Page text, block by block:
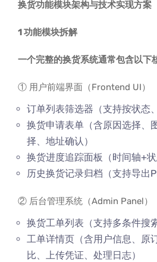
换货功能模块架构与技术实现方案
1 功能模块拆解
一个完整的换货系统通常包含以下
① 用户前端界面（Frontend UI）
订单列表筛选器（支持按状态
换货申请表单（含原因选择、
择、地址确认）
换货进度追踪面板（时间轴+状
历史换货记录归档（支持导出
② 后台管理系统（Admin Panel）
换货工单列表（支持多条件搜
工单详情页（含用户信息、原
比、上传凭证、处理日志）